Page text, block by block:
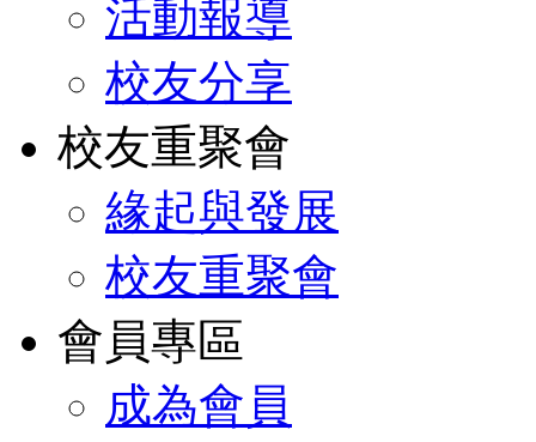
活動報導
校友分享
校友重聚會
緣起與發展
校友重聚會
會員專區
成為會員